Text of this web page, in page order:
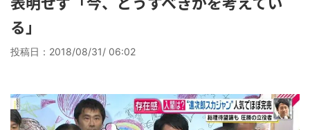
る」
投稿日： 2018/08/31/ 06:02